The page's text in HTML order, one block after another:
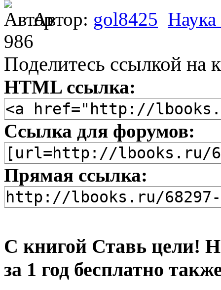
Автор: gol8425 Наука
986
Поделитесь ссылкой на
HTML ссылка:
Ссылка для форумов:
Прямая ссылка:
С книгой Ставь цели!
за 1 год бесплатно